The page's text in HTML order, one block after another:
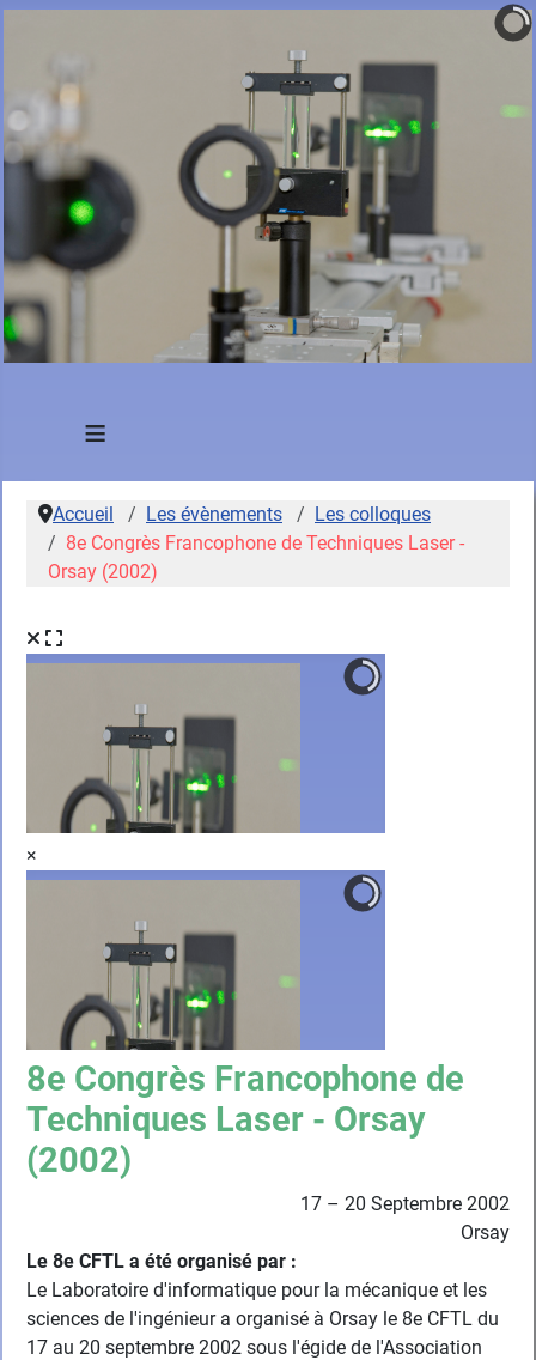
≡
Accueil Les évènements
Les colloques
8e Congrès Francophone de Techniques Laser -
Orsay (2002)
×
8e Congrès Francophone de
Techniques Laser - Orsay
(2002)
17 – 20 Septembre 2002
Orsay
Le 8e CFTL a été organisé par :
Le Laboratoire d'informatique pour la mécanique et les
sciences de l'ingénieur a organisé à Orsay le 8e CFTL du
17 au 20 septembre 2002 sous l'égide de l'Association